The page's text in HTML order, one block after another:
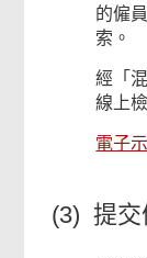
的僱
索。
經「
線上
電子
(3) 提交